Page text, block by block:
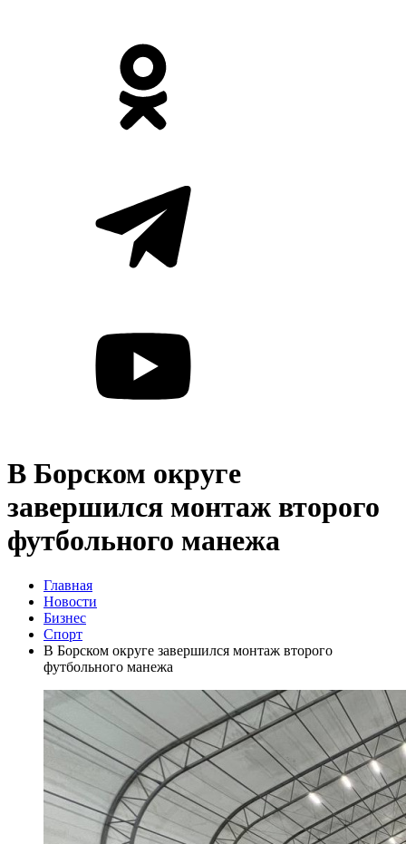
В Борском округе
завершился монтаж второго
футбольного манежа
Главная
Новости
Бизнес
Спорт
В Борском округе завершился монтаж второго
футбольного манежа